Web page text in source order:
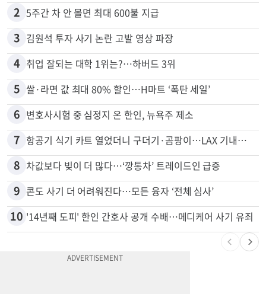
1
2 5주간 차 안 몰면 최대 600불 지급
3 김원석 투자 사기 논란 고발 영상 파장
4 취업 잘되는 대학 1위는?…하버드 3위
5 쌀·라면 값 최대 80% 할인…H마트 ‘폭탄 세일’
6 변호사시험 중 심정지 온 한인, 뉴욕주 제소
7
8 차값보다 빚이 더 많다…‘깡통차’ 트레이드인 급증
9 콘도 사기 더 어려워진다…모든 융자 ‘전체 심사’
'14년째 도피' 한인 간호사 공개 수배…메디케어 사기 유죄